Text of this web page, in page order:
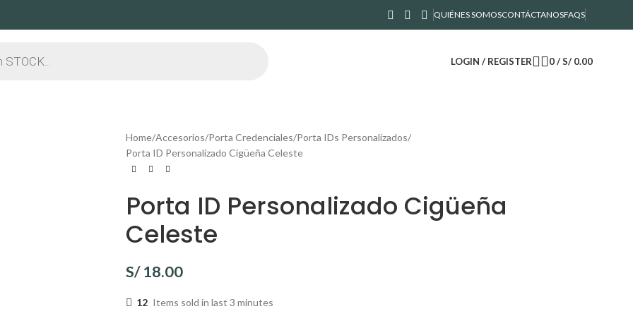
QUIÉNES SOMOSCONTÁCTANOSFAQS
LOGIN / REGISTER 0/ S/0.00
Home Accesorios Porta Credenciales Porta IDs Personalizados
Porta ID Personalizado Cigüeña Celeste
Porta ID Personalizado Cigüeña
Celeste
S/18.00
12 Items sold in last 3 minutes